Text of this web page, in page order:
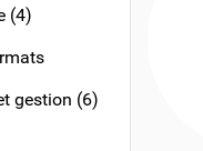
(4)
gestion (6)